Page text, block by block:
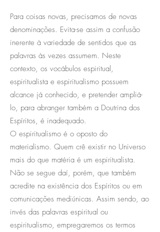
Para coisas novas, precisamos de novas
denominações. Evita-se assim a confusão
inerente à variedade de sentidos que as
palavras às vezes assumem. Neste
contexto, os vocábulos espiritual,
espiritualista e espiritualismo possuem
alcance já conhecido, e pretender ampliá-
lo, para abranger também a Doutrina dos
Espíritos, é inadequado.
O espiritualismo é o oposto do
materialismo. Quem crê existir no Universo
mais do que matéria é um espiritualista.
Não se segue daí, porém, que também
acredite na existência dos Espíritos ou em
comunicações mediúnicas. Assim sendo, ao
invés das palavras espiritual ou
espiritualismo, empregaremos os termos